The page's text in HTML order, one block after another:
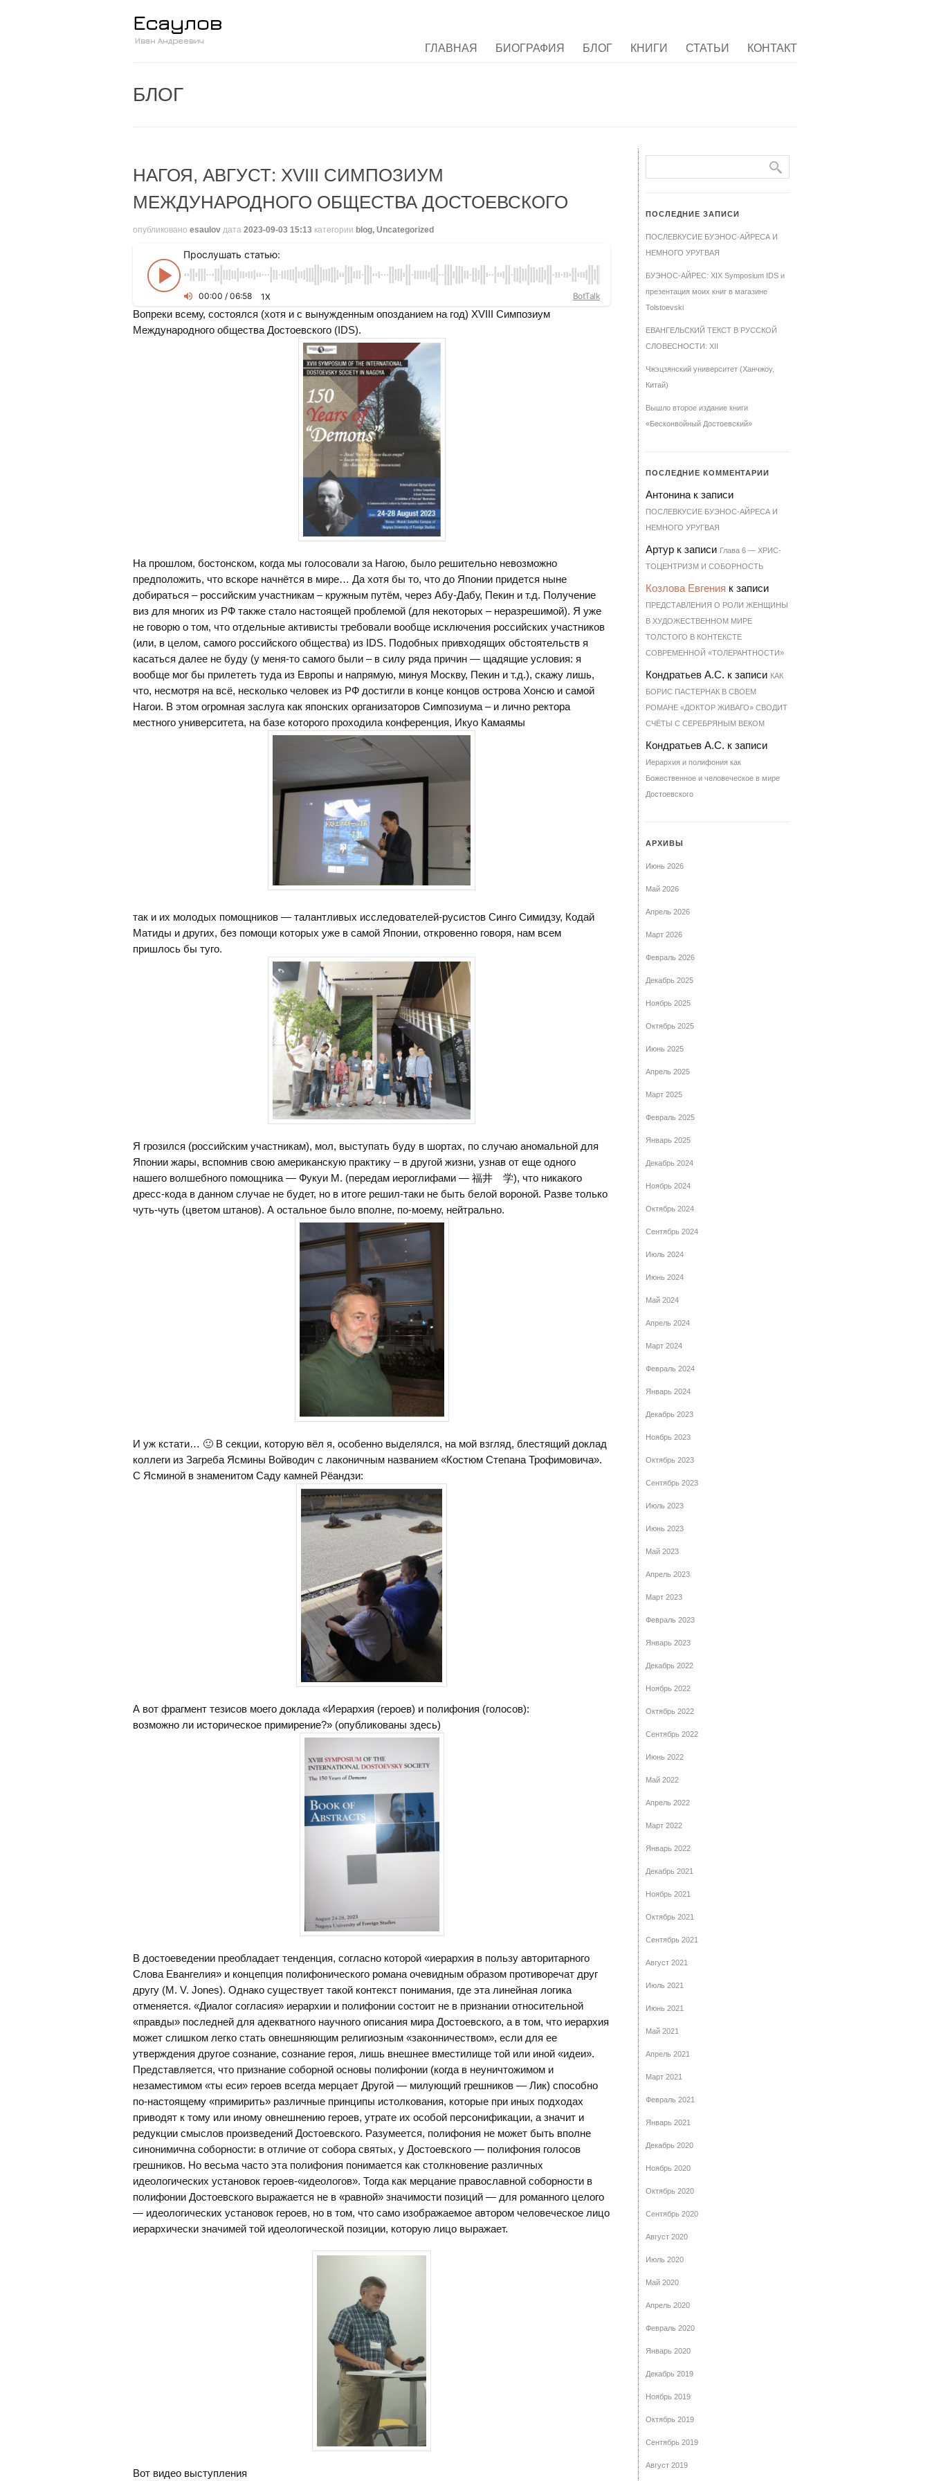
ГЛАВНАЯ БИОГРАФИЯ БЛОГ КНИГИ СТАТЬИ КОНТАКТ
БЛОГ
НАГОЯ, АВГУСТ: XVIII СИМПОЗИУМ
МЕЖДУНАРОДНОГО ОБЩЕСТВА ДОСТОЕВСКОГО
опубликовано esaulov дата 2023-09-03 15:13 категории blog, Uncategorized
Прослушать статью:
00:00 / 06:58 1X BotTalk
Вопреки всему, состоялся (хотя и с вынужденным опозданием на год) XVIII Симпозиум
Международного общества Достоевского (IDS).
На прошлом, бостонском, когда мы голосовали за Нагою, было решительно невозможно
предположить, что вскоре начнётся в мире… Да хотя бы то, что до Японии придется ныне
добираться – российским участникам – кружным путём, через Абу-Дабу, Пекин и т.д. Получение
виз для многих из РФ также стало настоящей проблемой (для некоторых – неразрешимой). Я уже
не говорю о том, что отдельные активисты требовали вообще исключения российских участников
(или, в целом, самого российского общества) из IDS. Подобных привходящих обстоятельств я
касаться далее не буду (у меня-то самого были – в силу ряда причин — щадящие условия: я
вообще мог бы прилететь туда из Европы и напрямую, минуя Москву, Пекин и т.д.), скажу лишь,
что, несмотря на всё, несколько человек из РФ достигли в конце концов острова Хонсю и самой
Нагои. В этом огромная заслуга как японских организаторов Симпозиума – и лично ректора
местного университета, на базе которого проходила конференция, Икуо Камаямы
так и их молодых помощников — талантливых исследователей-русистов Синго Симидзу, Кодай
Матиды и других, без помощи которых уже в самой Японии, откровенно говоря, нам всем
пришлось бы туго.
Я грозился (российским участникам), мол, выступать буду в шортах, по случаю аномальной для
Японии жары, вспомнив свою американскую практику – в другой жизни, узнав от еще одного
нашего волшебного помощника — Фукуи М. (передам иероглифами — 福井 学), что никакого
дресс-кода в данном случае не будет, но в итоге решил-таки не быть белой вороной. Разве только
чуть-чуть (цветом штанов). А остальное было вполне, по-моему, нейтрально.
И уж кстати… 🙂 В секции, которую вёл я, особенно выделялся, на мой взгляд, блестящий доклад
коллеги из Загреба Ясмины Войводич с лаконичным названием «Костюм Степана Трофимовича».
С Ясминой в знаменитом Саду камней Рёандзи:
А вот фрагмент тезисов моего доклада «Иерархия (героев) и полифония (голосов):
возможно ли историческое примирение?» (опубликованы здесь)
В достоеведении преобладает тенденция, согласно которой «иерархия в пользу авторитарного
Слова Евангелия» и концепция полифонического романа очевидным образом противоречат друг
другу (M. V. Jones). Однако существует такой контекст понимания, где эта линейная логика
отменяется. «Диалог согласия» иерархии и полифонии состоит не в признании относительной
«правды» последней для адекватного научного описания мира Достоевского, а в том, что иерархия
может слишком легко стать овнешняющим религиозным «законничеством», если для ее
утверждения другое сознание, сознание героя, лишь внешнее вместилище той или иной «идеи».
Представляется, что признание соборной основы полифонии (когда в неуничтожимом и
незаместимом «ты еси» героев всегда мерцает Другой — милующий грешников — Лик) способно
по-настоящему «примирить» различные принципы истолкования, которые при иных подходах
приводят к тому или иному овнешнению героев, утрате их особой персонификации, а значит и
редукции смыслов произведений Достоевского. Разумеется, полифония не может быть вполне
синонимична соборности: в отличие от собора святых, у Достоевского — полифония голосов
грешников. Но весьма часто эта полифония понимается как столкновение различных
идеологических установок героев-«идеологов». Тогда как мерцание православной соборности в
полифонии Достоевского выражается не в «равной» значимости позиций — для романного целого
— идеологических установок героев, но в том, что само изображаемое автором человеческое лицо
иерархически значимей той идеологической позиции, которую лицо выражает.
Вот видео выступления
ПОСЛЕДНИЕ ЗАПИСИ
ПОСЛЕВКУСИЕ БУЭНОС-АЙРЕСА И
НЕМНОГО УРУГВАЯ
БУЭНОС-АЙРЕС: XIX Symposium IDS и
презентация моих книг в магазине
Tolstoevski
ЕВАНГЕЛЬСКИЙ ТЕКСТ В РУССКОЙ
СЛОВЕСНОСТИ: XII
Чжэцзянский университет (Ханчжоу,
Китай)
Вышло второе издание книги
«Бесконвойный Достоевский»
ПОСЛЕДНИЕ КОММЕНТАРИИ
Антонина к записи
ПОСЛЕВКУСИЕ БУЭНОС-АЙРЕСА И
НЕМНОГО УРУГВАЯ
Артур к записи Гла­ва 6 — ХРИ­С­
ТО­ЦЕН­Т­РИЗМ И СО­БОР­НОСТЬ
Козлова Евгения к записи
ПРЕДСТАВЛЕНИЯ О РОЛИ ЖЕНЩИНЫ
В ХУДОЖЕСТВЕННОМ МИРЕ
ТОЛСТОГО В КОНТЕКСТЕ
СОВРЕМЕННОЙ «ТОЛЕРАНТНОСТИ»
Кондратьев А.С. к записи КАК
БОРИС ПАСТЕРНАК В СВОЕМ
РОМАНЕ «ДОКТОР ЖИВАГО» СВОДИТ
СЧЁТЫ С СЕРЕБРЯНЫМ ВЕКОМ
Кондратьев А.С. к записи
Иерархия и полифония как
Божественное и человеческое в мире
Достоевского
АРХИВЫ
Июнь 2026
Май 2026
Апрель 2026
Март 2026
Февраль 2026
Декабрь 2025
Ноябрь 2025
Октябрь 2025
Июнь 2025
Апрель 2025
Март 2025
Февраль 2025
Январь 2025
Декабрь 2024
Ноябрь 2024
Октябрь 2024
Сентябрь 2024
Июль 2024
Июнь 2024
Май 2024
Апрель 2024
Март 2024
Февраль 2024
Январь 2024
Декабрь 2023
Ноябрь 2023
Октябрь 2023
Сентябрь 2023
Июль 2023
Июнь 2023
Май 2023
Апрель 2023
Март 2023
Февраль 2023
Январь 2023
Декабрь 2022
Ноябрь 2022
Октябрь 2022
Сентябрь 2022
Июнь 2022
Май 2022
Апрель 2022
Март 2022
Январь 2022
Декабрь 2021
Ноябрь 2021
Октябрь 2021
Сентябрь 2021
Август 2021
Июль 2021
Июнь 2021
Май 2021
Апрель 2021
Март 2021
Февраль 2021
Январь 2021
Декабрь 2020
Ноябрь 2020
Октябрь 2020
Сентябрь 2020
Август 2020
Июль 2020
Май 2020
Апрель 2020
Февраль 2020
Январь 2020
Декабрь 2019
Ноябрь 2019
Октябрь 2019
Сентябрь 2019
Август 2019